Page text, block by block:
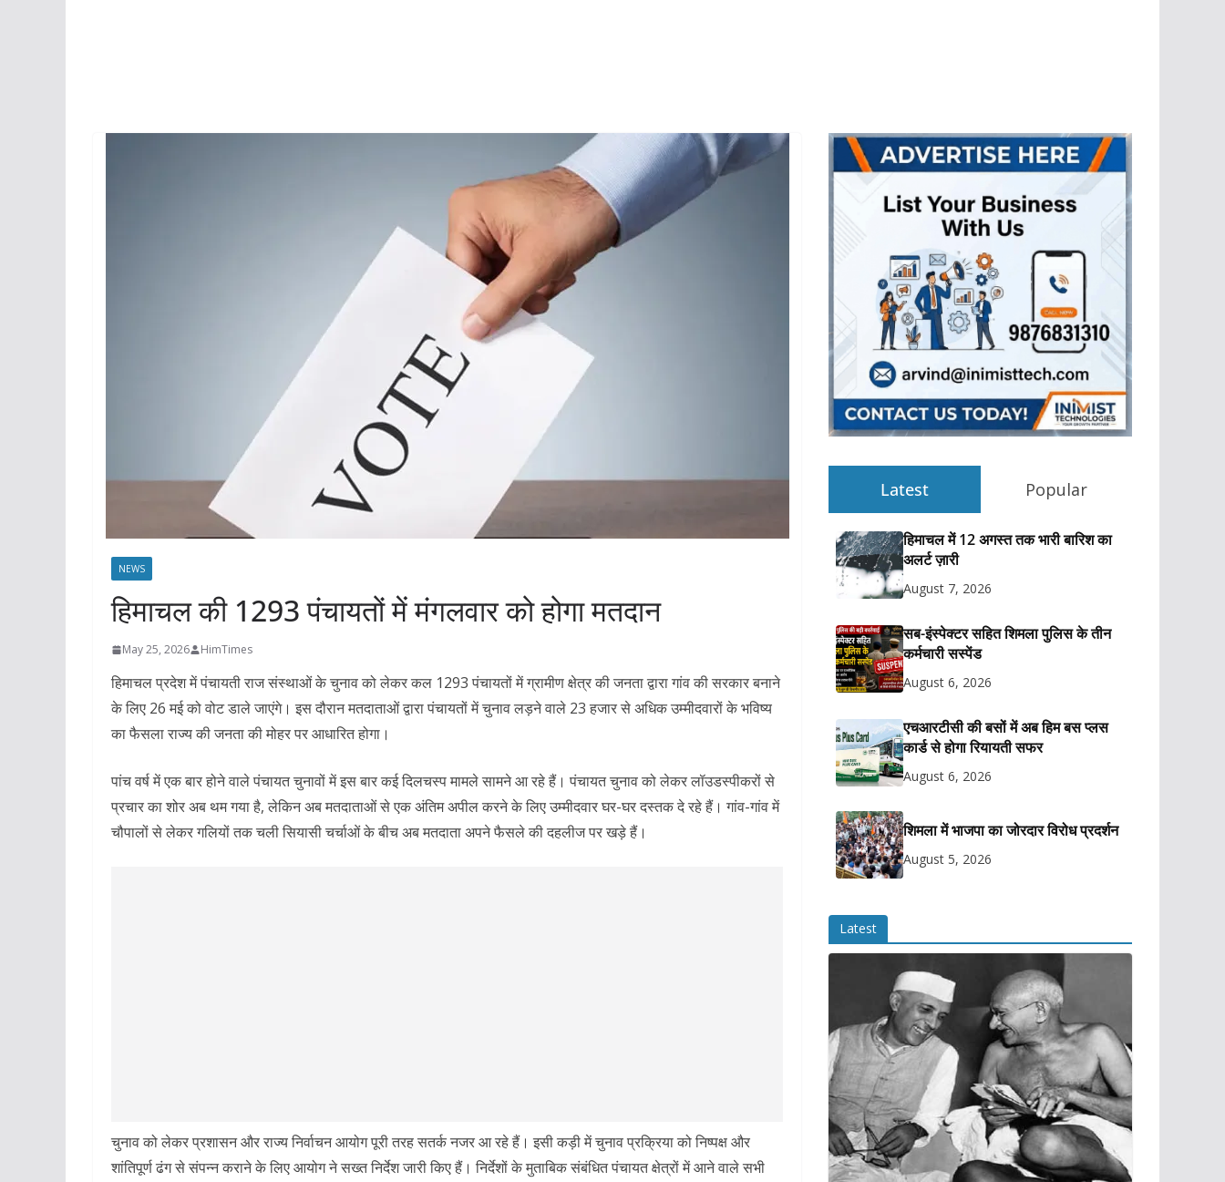
NEWS
हिमाचल की 1293 पंचायतों में मंगलवार को होगा मतदान
May 25, 2026 HimTimes
हिमाचल प्रदेश में पंचायती राज संस्थाओं के चुनाव को लेकर कल 1293 पंचायतों में ग्रामीण क्षेत्र की जनता द्वारा गांव की सरकार बनाने
के लिए 26 मई को वोट डाले जाएंगे। इस दौरान मतदाताओं द्वारा पंचायतों में चुनाव लड़ने वाले 23 हजार से अधिक उम्मीदवारों के भविष्य
का फैसला राज्य की जनता की मोहर पर आधारित होगा।
पांच वर्ष में एक बार होने वाले पंचायत चुनावों में इस बार कई दिलचस्प मामले सामने आ रहे हैं। पंचायत चुनाव को लेकर लॉउडस्पीकरों से
प्रचार का शोर अब थम गया है, लेकिन अब मतदाताओं से एक अंतिम अपील करने के लिए उम्मीदवार घर-घर दस्तक दे रहे हैं। गांव-गांव में
चौपालों से लेकर गलियों तक चली सियासी चर्चाओं के बीच अब मतदाता अपने फैसले की दहलीज पर खड़े हैं।
चुनाव को लेकर प्रशासन और राज्य निर्वाचन आयोग पूरी तरह सतर्क नजर आ रहे हैं। इसी कड़ी में चुनाव प्रक्रिया को निष्पक्ष और
शांतिपूर्ण ढंग से संपन्न कराने के लिए आयोग ने सख्त निर्देश जारी किए हैं। निर्देशों के मुताबिक संबंधित पंचायत क्षेत्रों में आने वाले सभी
Latest Popular
हिमाचल में 12 अगस्त तक भारी बारिश का
अलर्ट ज़ारी
August 7, 2026
सब-इंस्पेक्टर सहित शिमला पुलिस के तीन
कर्मचारी सस्पेंड
August 6, 2026
एचआरटीसी की बसों में अब हिम बस प्लस
कार्ड से होगा रियायती सफर
August 6, 2026
शिमला में भाजपा का जोरदार विरोध प्रदर्शन
August 5, 2026
Latest